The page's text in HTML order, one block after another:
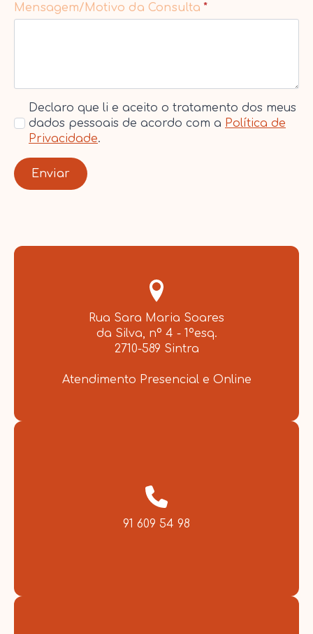
Mensagem/Motivo da Consulta *
Declaro que li e aceito o tratamento dos meus
dados pessoais de acordo com a Política de
Privacidade.
Enviar
Rua Sara Maria Soares
da Silva, nº 4 - 1ºesq.
2710-589 Sintra
Atendimento Presencial e Online
91 609 54 98